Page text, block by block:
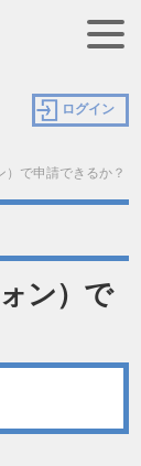
ログイン
）で申請できるか？
ン）で